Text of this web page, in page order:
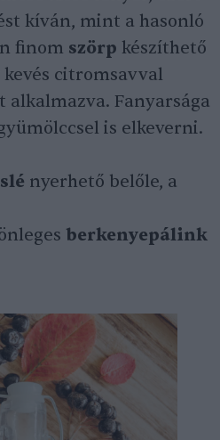
kíván, mint a hasonló
finom szörp készíthető
citromsavval
Fanyarsága
is elkeverni.
nyerhető belőle, a
berkenyepálink